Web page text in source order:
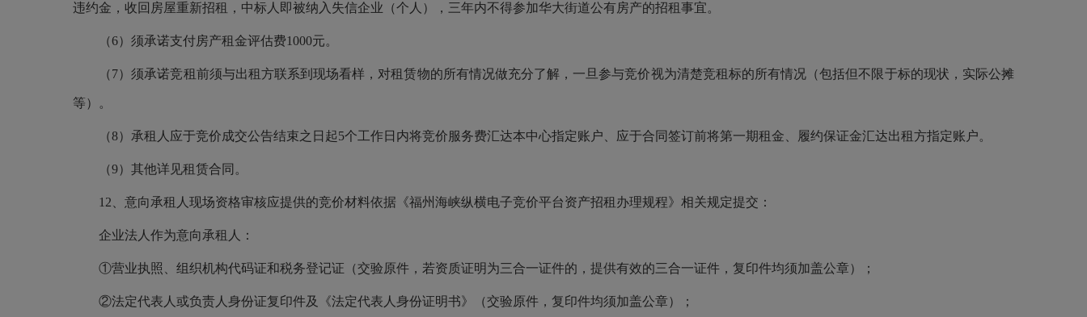
违约金，收回房屋重新招租，中标人即被纳入失信企业（个人），三年内不得参加华大街道公有房产的招租事宜。
（6）须承诺支付房产租金评估费1000元。
（7）须承诺竞租前须与出租方联系到现场看样，对租赁物的所有情况做充分了解，一旦参与竞价视为清楚竞租标的所有情况（包括但不限于标的现状，实际公摊
等）。
（8）承租人应于竞价成交公告结束之日起5个工作日内将竞价服务费汇达本中心指定账户、应于合同签订前将第一期租金、履约保证金汇达出租方指定账户。
（9）其他详见租赁合同。
12、意向承租人现场资格审核应提供的竞价材料依据《福州海峡纵横电子竞价平台资产招租办理规程》相关规定提交：
企业法人作为意向承租人：
①营业执照、组织机构代码证和税务登记证（交验原件，若资质证明为三合一证件的，提供有效的三合一证件，复印件均须加盖公章）；
②法定代表人或负责人身份证复印件及《法定代表人身份证明书》（交验原件，复印件均须加盖公章）；